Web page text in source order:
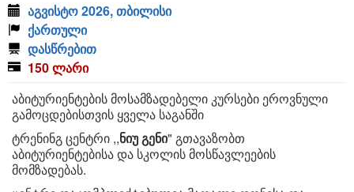
აგვისტო 2026, თბილისი
ქართული
დასწრებით
150 ლარი
აბიტურიენტების მოსამზადებელი კურსები ეროვნული
გამოცდებისთვის ყველა საგანში
ტრენინგ ცენტრი ,,ნიუ გენი" გთავაზობთ
აბიტურიენტებისა და სკოლის მოსწავლეების
მომზადებას.